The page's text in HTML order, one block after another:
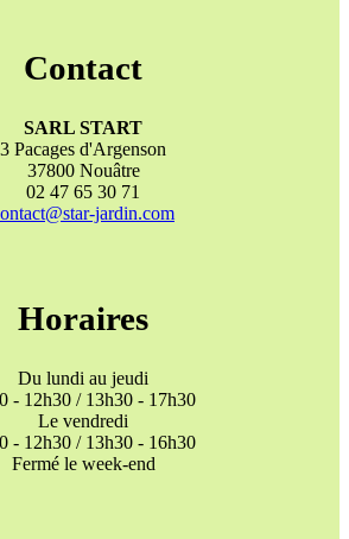
Contact
SARL START
3 Pacages d'Argenson
37800 Nouâtre
02 47 65 30 71
jardin.com
Horaires
Du lundi au jeudi
- 12h30 / 13h30 - 17h30
Le vendredi
- 12h30 / 13h30 - 16h30
Fermé le week-end